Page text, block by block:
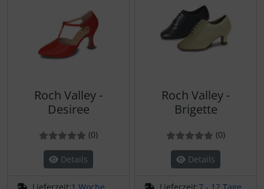
Roch Valley -
Desiree
Bewertung: 0 von 5 Sternen!
(0Bewertungen
)
Details
Roch Valley -
Brigette
Bewertung: 0 von 5
(0)
Details